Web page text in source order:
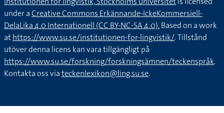
under aCreative Commons Erkännande-IckeKommersiell-
DelaLika 4.0 Internationell (CC BY-NC-SA 4.0).Based on a work
athttps://www.su.se/institutionen-for-lingvistik/. Tillstånd
utöver denna licens kan vara tillgängligt på
https://www.su.se/forskning/forskningsämnen/teckenspråk.
Kontakta oss viateckenlexikon@ling.su.se.